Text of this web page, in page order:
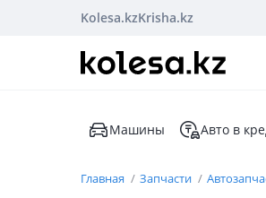
Kolesa.kzKrisha.kz
Машины Авто в
Главная Запчасти